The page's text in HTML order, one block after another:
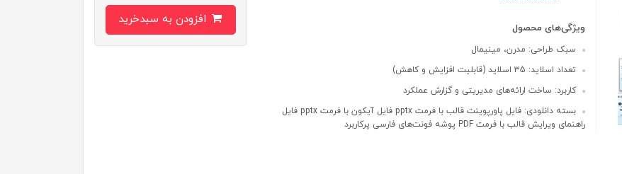
ویژگی‌های محصول
سبک طراحی: مدرن، مینیمال
تعداد اسلاید: 35 اسلاید (قابلیت افزایش و کاهش)
کاربرد: ساخت ارائه‌های مدیریتی و گزارش عملکرد
بسته دانلودی: فایل پاورپوینت قالب با فرمت pptx فایل آیکون با فرمت pptx فایل
راهنمای ویرایش قالب با فرمت PDF پوشه فونت‌های فارسی پرکاربرد